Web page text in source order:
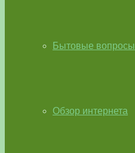
Бытовые вопросы
Обзор интернета